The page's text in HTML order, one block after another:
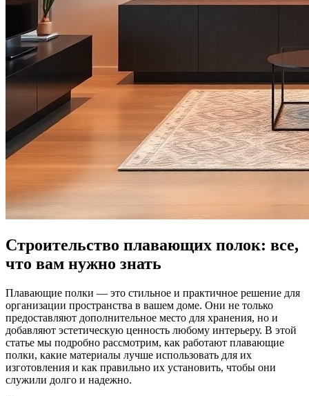
Строительство плавающих полок: все,
что вам нужно знать
Плавающие полки — это стильное и практичное решение для
организации пространства в вашем доме. Они не только
предоставляют дополнительное место для хранения, но и
добавляют эстетическую ценность любому интерьеру. В этой
статье мы подробно рассмотрим, как работают плавающие
полки, какие материалы лучше использовать для их
изготовления и как правильно их установить, чтобы они
служили долго и надежно.